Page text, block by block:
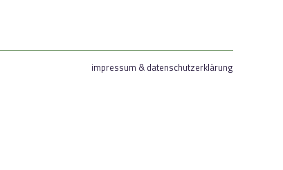
impressum & datenschutzerklärung